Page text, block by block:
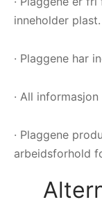
inneholder plast.
· Plaggene har
· All
· Plaggene
arbeidsforhold